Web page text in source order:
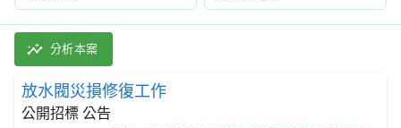
放水閥災損修復工作 招標公告 | 案號：2031500005 | 公開
採購類別：勞務類 附帶於金屬產品、機械及設備維修之服
分析本案
放水閥災損修復工作
公開招標 公告